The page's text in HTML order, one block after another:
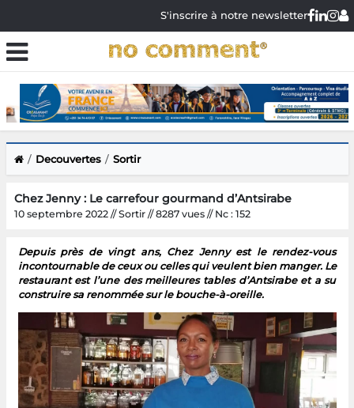
S'inscrire à notre newsletter
Decouvertes Sortir
Chez Jenny : Le carrefour gourmand d’Antsirabe
10 septembre 2022 // Sortir // 8287 vues // Nc : 152
Depuis près de vingt ans, Chez Jenny est le rendez-vous
incontournable de ceux ou celles qui veulent bien manger. Le
restaurant est l’une des meilleures tables d’Antsirabe et a su
construire sa renommée sur le bouche-à-oreille.